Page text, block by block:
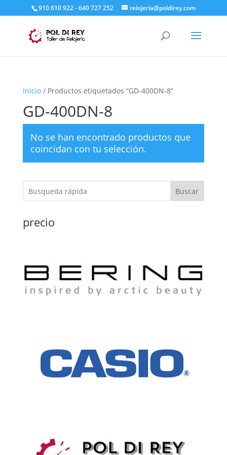
910 610 922 - 640 727 252 relojeria@poldirey.com
Inicio/ Productos etiquetados “GD-400DN-8”
GD-400DN-8
No se han encontrado productos que
coincidan con tu selección.
Buscar
precio